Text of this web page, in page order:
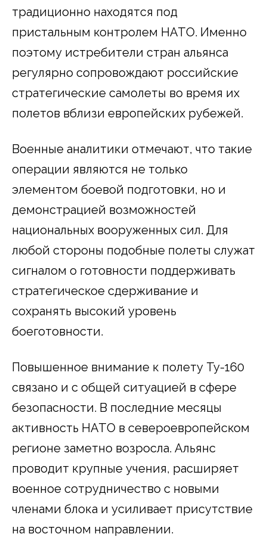
традиционно находятся под
пристальным контролем НАТО. Именно
поэтому истребители стран альянса
регулярно сопровождают российские
стратегические самолеты во время их
полетов вблизи европейских рубежей.
Военные аналитики отмечают, что такие
операции являются не только
элементом боевой подготовки, но и
демонстрацией возможностей
национальных вооруженных сил. Для
любой стороны подобные полеты служат
сигналом о готовности поддерживать
стратегическое сдерживание и
сохранять высокий уровень
боеготовности.
Повышенное внимание к полету Ту-160
связано и с общей ситуацией в сфере
безопасности. В последние месяцы
активность НАТО в североевропейском
регионе заметно возросла. Альянс
проводит крупные учения, расширяет
военное сотрудничество с новыми
членами блока и усиливает присутствие
на восточном направлении.